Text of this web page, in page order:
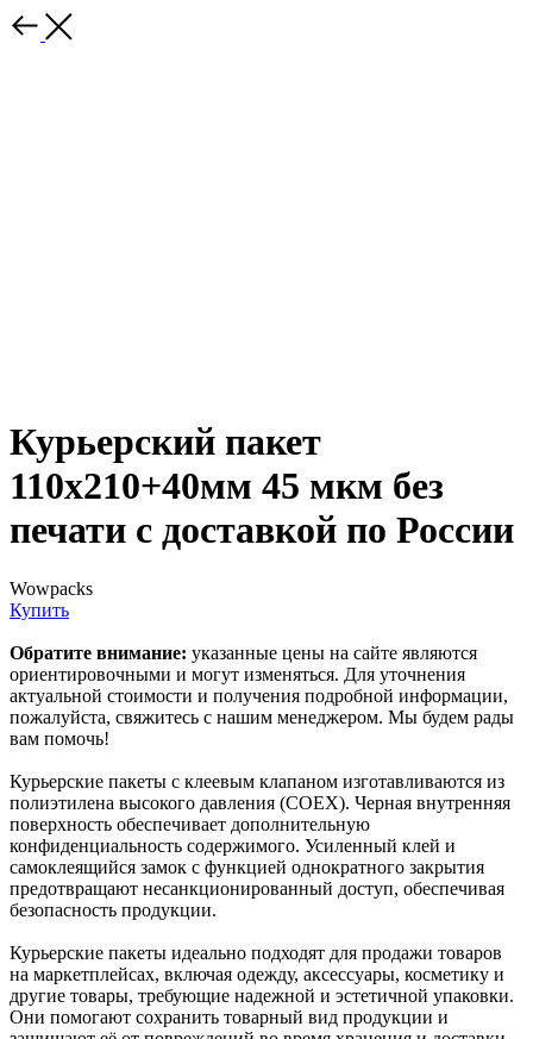
Курьерский пакет
110х210+40мм 45 мкм без
печати с доставкой по России
Wowpacks
Купить
Обратите внимание: указанные цены на сайте являются
ориентировочными и могут изменяться. Для уточнения
актуальной стоимости и получения подробной информации,
пожалуйста, свяжитесь с нашим менеджером. Мы будем рады
вам помочь!
Курьерские пакеты с клеевым клапаном изготавливаются из
полиэтилена высокого давления (COEX). Черная внутренняя
поверхность обеспечивает дополнительную
конфиденциальность содержимого. Усиленный клей и
самоклеящийся замок с функцией однократного закрытия
предотвращают несанкционированный доступ, обеспечивая
безопасность продукции.
Курьерские пакеты идеально подходят для продажи товаров
на маркетплейсах, включая одежду, аксессуары, косметику и
другие товары, требующие надежной и эстетичной упаковки.
Они помогают сохранить товарный вид продукции и